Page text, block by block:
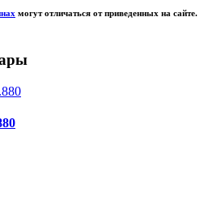
могут отличаться от приведенных на сайте.